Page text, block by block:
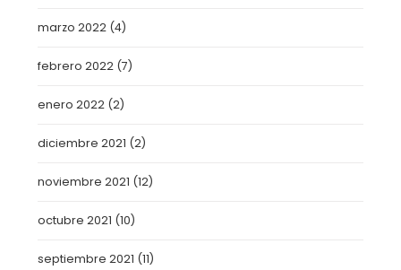
marzo 2022 (4)
febrero 2022 (7)
enero 2022 (2)
diciembre 2021 (2)
noviembre 2021 (12)
octubre 2021 (10)
septiembre 2021 (11)